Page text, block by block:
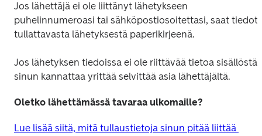
Jos lähettäjä ei ole liittänyt lähetykseen
puhelinnumeroasi tai sähköpostiosoitettasi, saat tiedot
tullattavasta lähetyksestä paperikirjeenä.
Jos lähetyksen tiedoissa ei ole riittävää tietoa sisällöstä,
sinun kannattaa yrittää selvittää asia lähettäjältä.
Oletko lähettämässä tavaraa ulkomaille?
Lue lisää siitä, mitä tullaustietoja sinun pitää liittää